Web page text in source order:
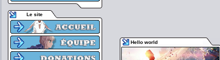
Le site
Hello world